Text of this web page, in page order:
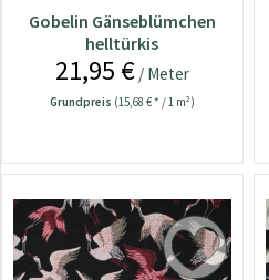
Gobelin Gänseblümchen
helltürkis
21,95 €/ Meter
Grundpreis (15,68 € * / 1 m²)